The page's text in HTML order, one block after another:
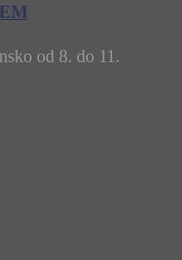
od 8. do 11.